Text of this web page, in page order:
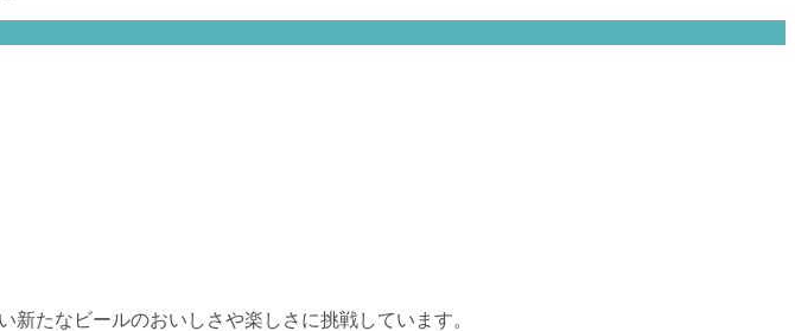
たなビールのおいしさや楽しさに挑戦しています。